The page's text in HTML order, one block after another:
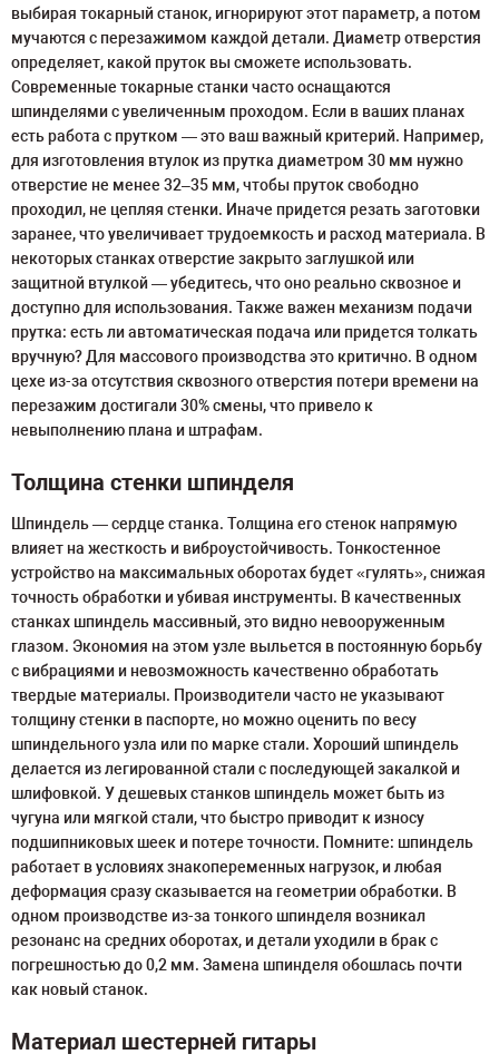
выбирая токарный станок, игнорируют этот параметр, а потом
мучаются с перезажимом каждой детали. Диаметр отверстия
определяет, какой пруток вы сможете использовать.
Современные токарные станки часто оснащаются
шпинделями с увеличенным проходом. Если в ваших планах
есть работа с прутком — это ваш важный критерий. Например,
для изготовления втулок из прутка диаметром 30 мм нужно
отверстие не менее 32–35 мм, чтобы пруток свободно
проходил, не цепляя стенки. Иначе придется резать заготовки
заранее, что увеличивает трудоемкость и расход материала. В
некоторых станках отверстие закрыто заглушкой или
защитной втулкой — убедитесь, что оно реально сквозное и
доступно для использования. Также важен механизм подачи
прутка: есть ли автоматическая подача или придется толкать
вручную? Для массового производства это критично. В одном
цехе из-за отсутствия сквозного отверстия потери времени на
перезажим достигали 30% смены, что привело к
невыполнению плана и штрафам.
Толщина стенки шпинделя
Шпиндель — сердце станка. Толщина его стенок напрямую
влияет на жесткость и виброустойчивость. Тонкостенное
устройство на максимальных оборотах будет «гулять», снижая
точность обработки и убивая инструменты. В качественных
станках шпиндель массивный, это видно невооруженным
глазом. Экономия на этом узле выльется в постоянную борьбу
с вибрациями и невозможность качественно обработать
твердые материалы. Производители часто не указывают
толщину стенки в паспорте, но можно оценить по весу
шпиндельного узла или по марке стали. Хороший шпиндель
делается из легированной стали с последующей закалкой и
шлифовкой. У дешевых станков шпиндель может быть из
чугуна или мягкой стали, что быстро приводит к износу
подшипниковых шеек и потере точности. Помните: шпиндель
работает в условиях знакопеременных нагрузок, и любая
деформация сразу сказывается на геометрии обработки. В
одном производстве из-за тонкого шпинделя возникал
резонанс на средних оборотах, и детали уходили в брак с
погрешностью до 0,2 мм. Замена шпинделя обошлась почти
как новый станок.
Материал шестерней гитары